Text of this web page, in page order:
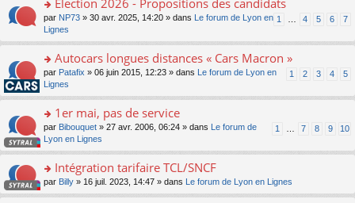
c
e
nt
pl
u
s
ré
c
nt
g
e
n
o
n
le
s
ré
e
e
s
s
e
n
o
n
lu
pl
ré
c
e
er
le
m
e
s
s
a
n
o
n
lu
le
u
o
s
er
le
m
e
s
s
a
n
o
n
Election 2026 - Propositions des candidats
1 4 5 6 7
par NP73 » 30 avr. 2025, 14:20 » dans
Le forum de Lyon en
Lignes
o
s
er
le
m
e
s
s
Autocars longues distances « Cars Macron »
1 2 3 4 5
par Patafix » 06 juin 2015, 12:23 » dans
Le forum de Lyon en
Lignes
o
s
er
le
m
1er mai, pas de service
1 7 8 9 10
par Bibouquet » 27 avr. 2006, 06:24 » dans
Le forum de
Lyon en Lignes
o
n
Intégration tarifaire TCL/SNCF
par Billy » 16 juil. 2023, 14:47 » dans Le forum de Lyon en Lignes